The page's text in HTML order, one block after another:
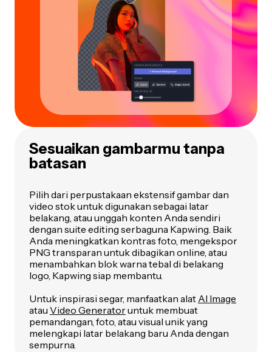
Sesuaikan gambarmu tanpa
batasan
Pilih dari perpustakaan ekstensif gambar dan
video stok untuk digunakan sebagai latar
belakang, atau unggah konten Anda sendiri
dengan suite editing serbaguna Kapwing. Baik
Anda meningkatkan kontras foto, mengekspor
PNG transparan untuk dibagikan online, atau
menambahkan blok warna tebal di belakang
logo, Kapwing siap membantu.
Untuk inspirasi segar, manfaatkan alat AI Image
atau Video Generatoruntuk membuat
pemandangan, foto, atau visual unik yang
melengkapi latar belakang baru Anda dengan
sempurna.